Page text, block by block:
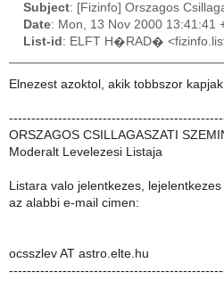
Subject: [Fizinfo] Orszagos
Date: Mon, 13 Nov 2000 13:41:41
List-id : ELFT H�RAD�
Elnezest azoktol, akik tobbszor
ORSZAGOS CSILLAGASZATI
Moderalt Levelezesi Listaja
Listara valo jelentkezes,
az alabbi e-mail cimen:
ocsszlev AT astro.elte.hu